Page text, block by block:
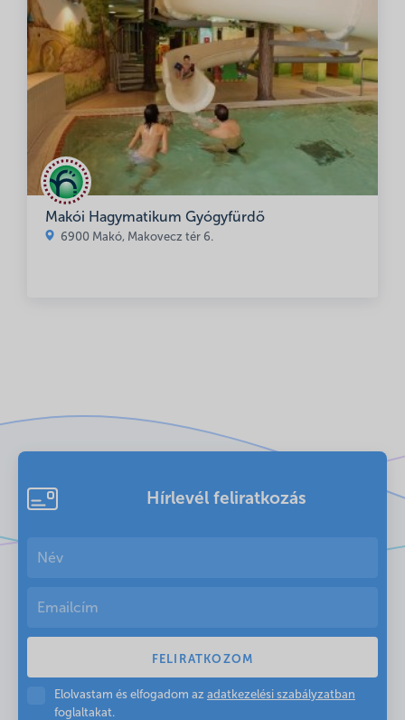
Makói Hagymatikum Gyógyfürdő
6900 Makó, Makovecz tér 6.
Hírlevél feliratkozás
Elolvastam és elfogadom az adatkezelési szabályzatban
foglaltakat.